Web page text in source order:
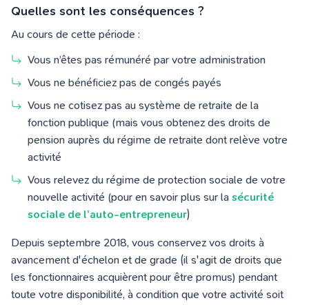
Quelles sont les conséquences ?
Au cours de cette période :
Vous n’êtes pas rémunéré par votre administration
Vous ne bénéficiez pas de congés payés
Vous ne cotisez pas au système de retraite de la
fonction publique (mais vous obtenez des droits de
pension auprès du régime de retraite dont relève votre
activité
Vous relevez du régime de protection sociale de votre
nouvelle activité (pour en savoir plus sur la sécurité
sociale de l’auto-entrepreneur)
Depuis septembre 2018, vous conservez vos droits à
avancement d'échelon et de grade (il s'agit de droits que
les fonctionnaires acquièrent pour être promus) pendant
toute votre disponibilité, à condition que votre activité soit